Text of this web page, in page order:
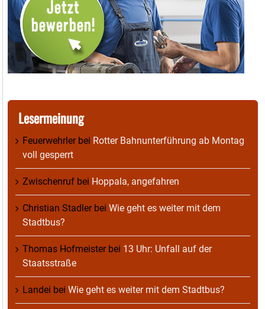
Lesermeinung
Feuerwehrlerbei Rotter Bahnunterführung ab Montag
voll gesperrt
Zwischenruf bei Hoppala, angefahren
Christian Stadlerbei Wie geht es weiter mit dem
Stadtbus?
Thomas Hofmeisterbei 13 Uhr: Unfall auf der
Staatsstraße
Landei bei Wie geht es weiter mit dem Stadtbus?